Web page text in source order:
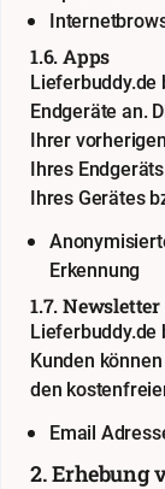
1.6. Apps
Lieferbuddy.de
Endgeräte an.
Ihrer
Ihres
Ihres Gerätes
Erkennung
1.7. Newsletter
Lieferbuddy.de
Kunden
den
Email
2. Erhebung